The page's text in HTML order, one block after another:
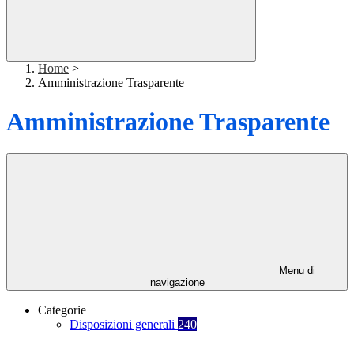
Home >
Amministrazione Trasparente
Amministrazione Trasparente
Menu di
navigazione
Categorie
Disposizioni generali 240